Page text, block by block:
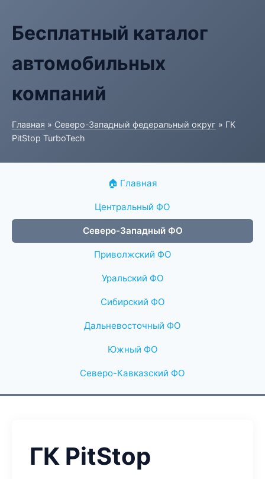
Бесплатный каталог
автомобильных
компаний
Главная » Северо-Западный федеральный округ » ГК
PitStop TurboTech
🏠 Главная
Центральный ФО
Северо-Западный ФО
Приволжский ФО
Уральский ФО
Сибирский ФО
Дальневосточный ФО
Южный ФО
Северо-Кавказский ФО
ГК PitStop